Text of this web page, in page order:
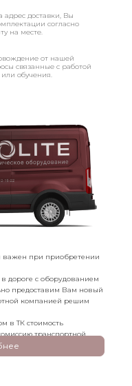
важен при приобретении
дороге с оборудованием
предоставим Вам новый
компанией решим
в ТК стоимость
транспортной
адрес доставки, Вы
согласно
на месте.
от нашей
связанные с работой
обучения.